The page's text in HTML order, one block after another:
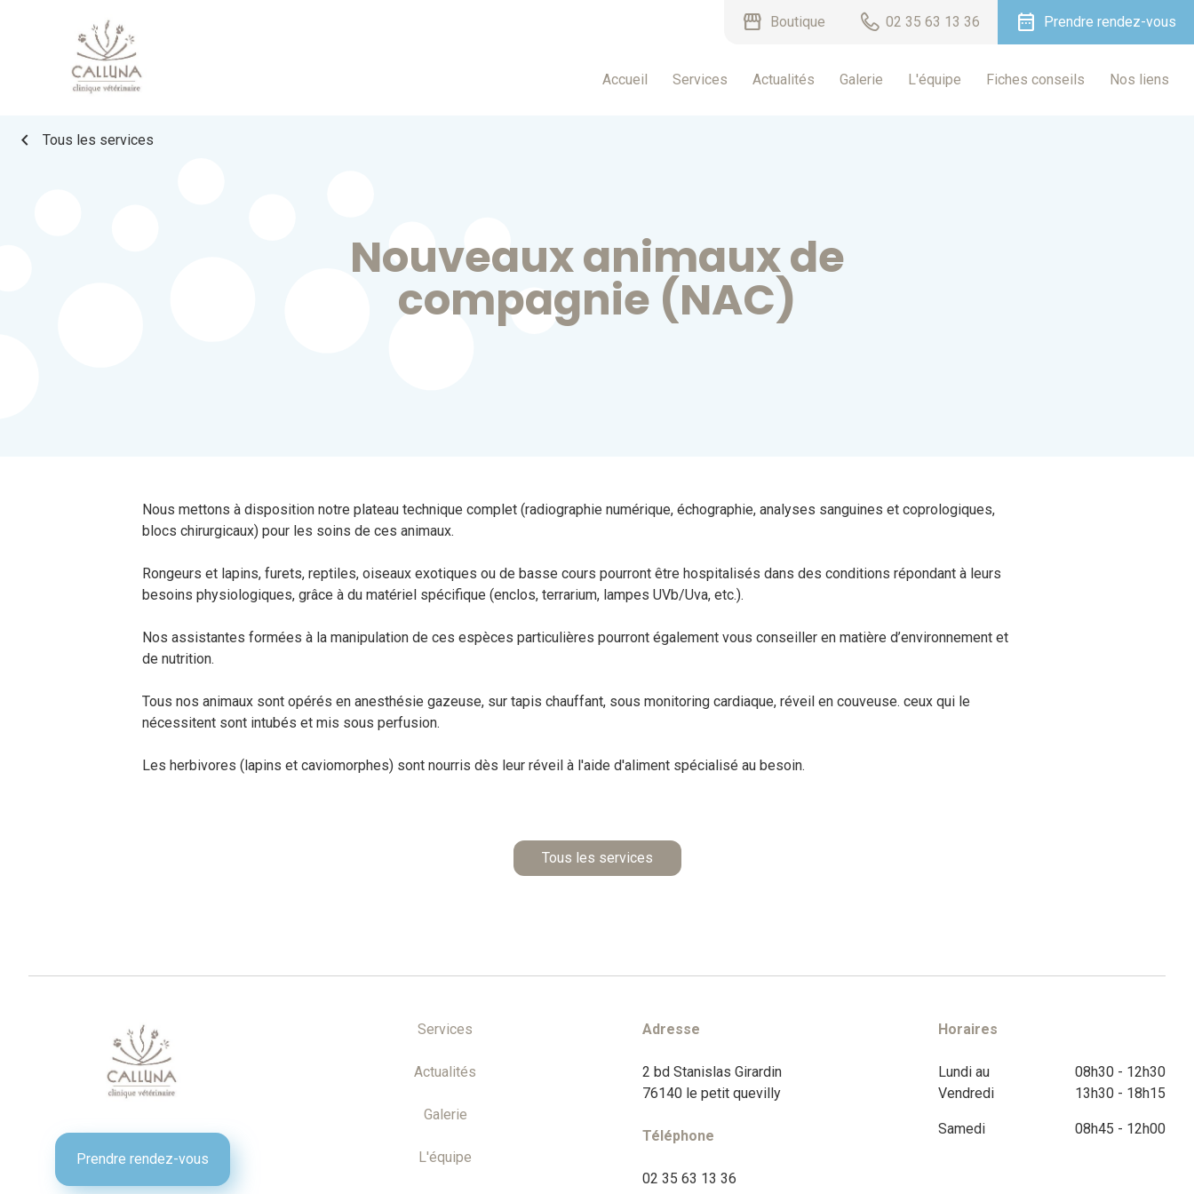
storefront Boutique 02 35 63 13 36 date_range Prendre rendez-vous
Accueil Services Actualités Galerie L'équipe Fiches conseils Nos liens
chevron_left Tous les services
Nouveaux animaux de
compagnie (NAC)
Nous mettons à disposition notre plateau technique complet (radiographie numérique, échographie, analyses sanguines et coprologiques,
blocs chirurgicaux) pour les soins de ces animaux.
Rongeurs et lapins, furets, reptiles, oiseaux exotiques ou de basse cours pourront être hospitalisés dans des conditions répondant à leurs
besoins physiologiques, grâce à du matériel spécifique (enclos, terrarium, lampes UVb/Uva, etc.).
Nos assistantes formées à la manipulation de ces espèces particulières pourront également vous conseiller en matière d’environnement et
de nutrition.
Tous nos animaux sont opérés en anesthésie gazeuse, sur tapis chauffant, sous monitoring cardiaque, réveil en couveuse. ceux qui le
nécessitent sont intubés et mis sous perfusion.
Les herbivores (lapins et caviomorphes) sont nourris dès leur réveil à l'aide d'aliment spécialisé au besoin.
Tous les services
Prendre rendez-vous
Services
Actualités
Galerie
L'équipe
Adresse
2 bd Stanislas Girardin
76140 le petit quevilly
Téléphone
02 35 63 13 36
Horaires
Lundi au
Vendredi
08h30 - 12h30
13h30 - 18h15
Samedi 08h45 - 12h00